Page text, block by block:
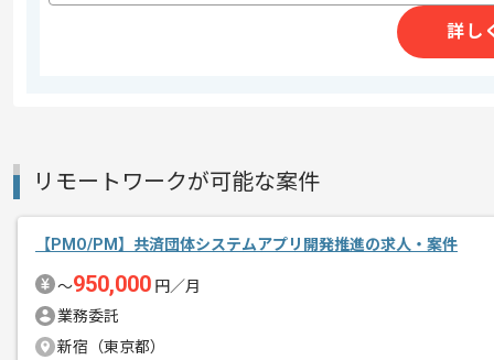
精算条件
有
140時間〜180時間
その他募集要項
商談回数
作業開始日
2022/01/17
エージェントからのコ
詳し
リモートワークが可能な案件
【PMO/PM】共済団体システムアプリ開発推進の求人・案件
〜950,000 円／月
業務委託
新宿（東京都）